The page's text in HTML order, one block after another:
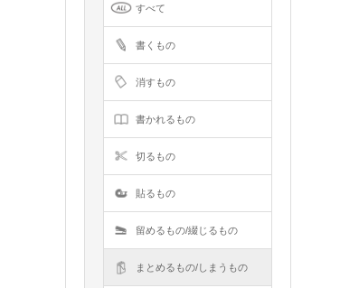
すべて
書くもの
消すもの
書かれるもの
切るもの
貼るもの
留めるもの/綴じるもの
まとめるもの/しまうもの